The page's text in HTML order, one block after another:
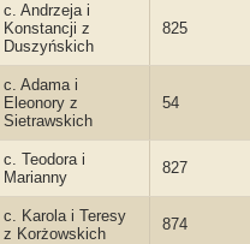
c. Andrzeja i
Konstancji z
Duszyńskich
825
c. Adama i
Eleonory z
Sietrawskich
54
c. Teodora i
Marianny
827
c. Karola i Teresy
z Korżowskich
874